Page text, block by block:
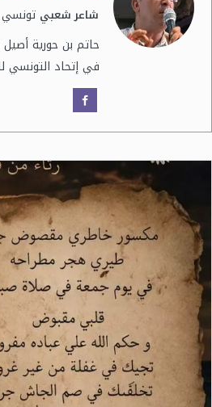
شاعر شعبي تونسي
حاتم بن حورية
في إتحاد التونسي